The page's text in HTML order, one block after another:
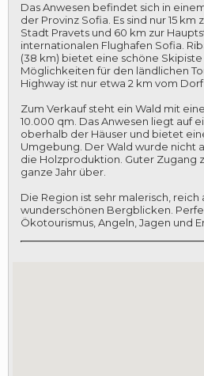
Das Anwesen befindet sich in
der Provinz Sofia. Es sind nur 15
Stadt Pravets und 60 km zur
internationalen Flughafen Sofia.
(38 km) bietet eine schöne
Möglichkeiten für den ländlichen
Highway ist nur etwa 2 km vom
Zum Verkauf steht ein Wald mit
10.000 qm. Das Anwesen liegt auf
oberhalb der Häuser und bietet
Umgebung. Der Wald wurde nicht
die Holzproduktion. Guter Zugang
ganze Jahr über.
Die Region ist sehr malerisch, reich
wunderschönen Bergblicken.
Ökotourismus, Angeln, Jagen und